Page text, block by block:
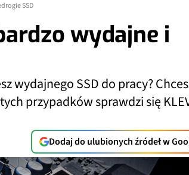
SSD
wydajne i
wydajnego SSD do pracy?
przypadków sprawdzi się
Dodaj do ulubionych źródeł w